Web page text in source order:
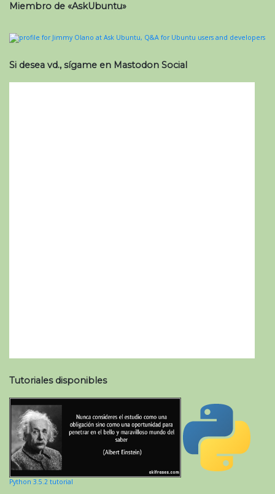
Miembro de «AskUbuntu»
Si desea vd., sígame en Mastodon Social
Tutoriales disponibles
Python 3.5.2 tutorial